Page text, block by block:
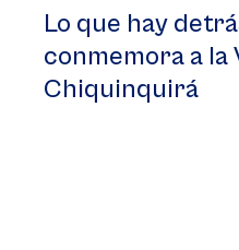
Lo que hay
conmemora a la
Chiquinquirá